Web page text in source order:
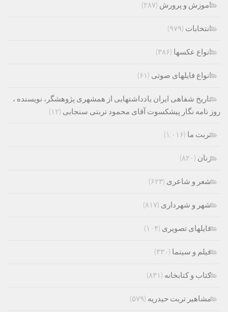
اموزش و پرورش (۲۸۷)
انتخابات (۹۷۹)
انواع عکسها (۳۸۶)
انواع فایلهای صوتی (۶۱)
تاریخ شفاهی ایران یادداشتهایی از همشهری پژوهشگر، نویسنده ،
روز نامه نگار پیشکسوت آقای محمود تربتی سنجابی (۱۲)
تربت ما (۱,۰۱۶)
زنان (۸۲۰)
شعر و شاعری (۶۲۳)
شهر و شهرداری (۸۱۷)
فایلهای تصویری (۱۰۴)
فیلم و سینما (۳۳۰)
کتاب و کتابخانه (۸۳۱)
مشاهیر تربت حیدریه (۵۷۹)